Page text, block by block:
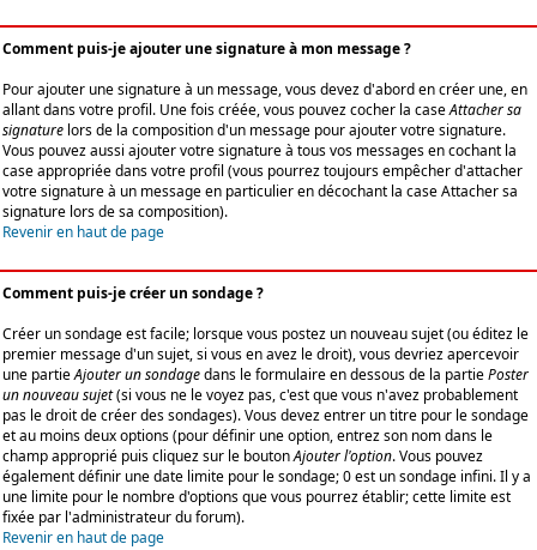
Comment puis-je ajouter une signature à mon message ?
Pour ajouter une signature à un message, vous devez d'abord en créer une, en
allant dans votre profil. Une fois créée, vous pouvez cocher la caseAttacher sa
signature lors de la composition d'un message pour ajouter votre signature.
Vous pouvez aussi ajouter votre signature à tous vos messages en cochant la
case appropriée dans votre profil (vous pourrez toujours empêcher d'attacher
votre signature à un message en particulier en décochant la case Attacher sa
signature lors de sa composition).
Revenir en haut de page
Comment puis-je créer un sondage ?
Créer un sondage est facile; lorsque vous postez un nouveau sujet (ou éditez le
premier message d'un sujet, si vous en avez le droit), vous devriez apercevoir
une partieAjouter un sondagedans le formulaire en dessous de la partiePoster
un nouveau sujet(si vous ne le voyez pas, c'est que vous n'avez probablement
pas le droit de créer des sondages). Vous devez entrer un titre pour le sondage
et au moins deux options (pour définir une option, entrez son nom dans le
champ approprié puis cliquez sur le boutonAjouter l'option. Vous pouvez
également définir une date limite pour le sondage; 0 est un sondage infini. Il y a
une limite pour le nombre d'options que vous pourrez établir; cette limite est
fixée par l'administrateur du forum).
Revenir en haut de page